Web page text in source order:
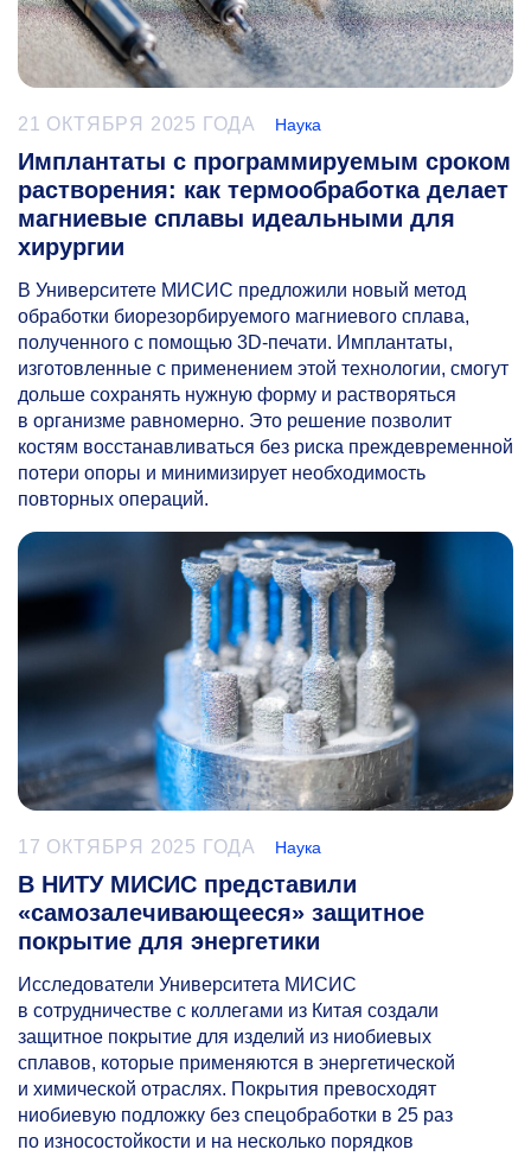
21 ОКТЯБРЯ 2025 ГОДА Наука
Имплантаты с программируемым сроком
растворения: как термообработка делает
магниевые сплавы идеальными для
хирургии
В Университете МИСИС предложили новый метод
обработки биорезорбируемого магниевого сплава,
полученного с помощью 3D-печати. Имплантаты,
изготовленные с применением этой технологии, смогут
дольше сохранять нужную форму и растворяться
в организме равномерно. Это решение позволит
костям восстанавливаться без риска преждевременной
потери опоры и минимизирует необходимость
повторных операций.
17 ОКТЯБРЯ 2025 ГОДА Наука
В НИТУ МИСИС представили
«самозалечивающееся» защитное
покрытие для энергетики
Исследователи Университета МИСИС
в сотрудничестве с коллегами из Китая создали
защитное покрытие для изделий из ниобиевых
сплавов, которые применяются в энергетической
и химической отраслях. Покрытия превосходят
ниобиевую подложку без спецобработки в 25 раз
по износостойкости и на несколько порядков